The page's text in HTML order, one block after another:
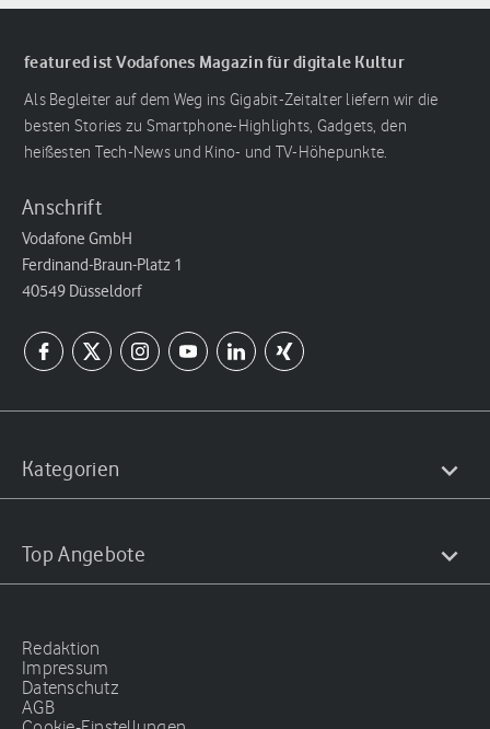
featured ist Vodafones Magazin für digitale Kultur
Als Begleiter auf dem Weg ins Gigabit-Zeitalter liefern wir die
besten Stories zu Smartphone-Highlights, Gadgets, den
heißesten Tech-News und Kino- und TV-Höhepunkte.
Anschrift
Vodafone GmbH
Ferdinand-Braun-Platz 1
40549 Düsseldorf
Kategorien
Top Angebote
Redaktion
Impressum
Datenschutz
AGB